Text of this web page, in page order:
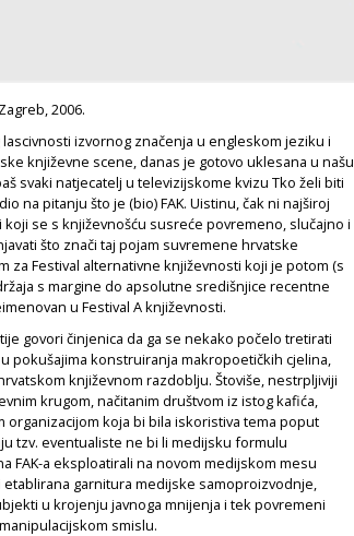
2006.
izvornog značenja u engleskom jeziku i
književne scene, danas je gotovo uklesana u našu
svaki natjecatelj u televizijskome kvizu Tko želi biti
na pitanju što je (bio) FAK. Uistinu, čak ni najširoj
se s književnošću susreće povremeno, slučajno i
što znači taj pojam suvremene hrvatske
za Festival alternativne književnosti koji je potom (s
s margine do apsolutne središnjice recentne
u Festival A književnosti.
govori činjenica da ga se nekako počelo tretirati
pokušajima konstruiranja makropoetičkih cjelina,
književnom razdoblju. Štoviše, nestrpljiviji
krugom, načitanim društvom iz istog kafića,
koja bi bila iskoristiva tema poput
tzv. eventualiste ne bi li medijsku formulu
a eksploatirali na novom medijskom mesu
garnitura medijske samoproizvodnje,
u krojenju javnoga mnijenja i tek povremeni
smislu.